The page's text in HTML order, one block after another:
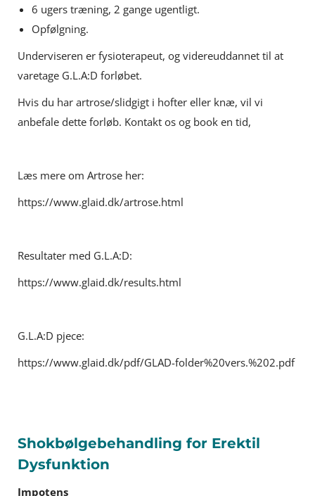
6 ugers træning, 2 gange ugentligt.
Opfølgning.
Underviseren er fysioterapeut, og videreuddannet til at
varetage G.L.A:D forløbet.
Hvis du har artrose/slidgigt i hofter eller knæ, vil vi
anbefale dette forløb. Kontakt os og book en tid,
Læs mere om Artrose her:
https://www.glaid.dk/artrose.html
Resultater med G.L.A:D:
https://www.glaid.dk/results.html
G.L.A:D pjece:
https://www.glaid.dk/pdf/GLAD-folder%20vers.%202.pdf
Shokbølgebehandling for Erektil
Dysfunktion
Impotens